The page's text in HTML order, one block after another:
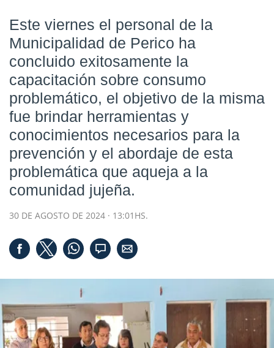
Este viernes el personal de la
Municipalidad de Perico ha
concluido exitosamente la
capacitación sobre consumo
problemático, el objetivo de la misma
fue brindar herramientas y
conocimientos necesarios para la
prevención y el abordaje de esta
problemática que aqueja a la
comunidad jujeña.
30 DE AGOSTO DE 2024 · 13:01HS.